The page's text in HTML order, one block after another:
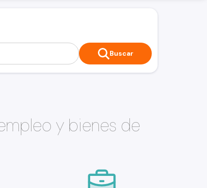
Buscar
y bienes de